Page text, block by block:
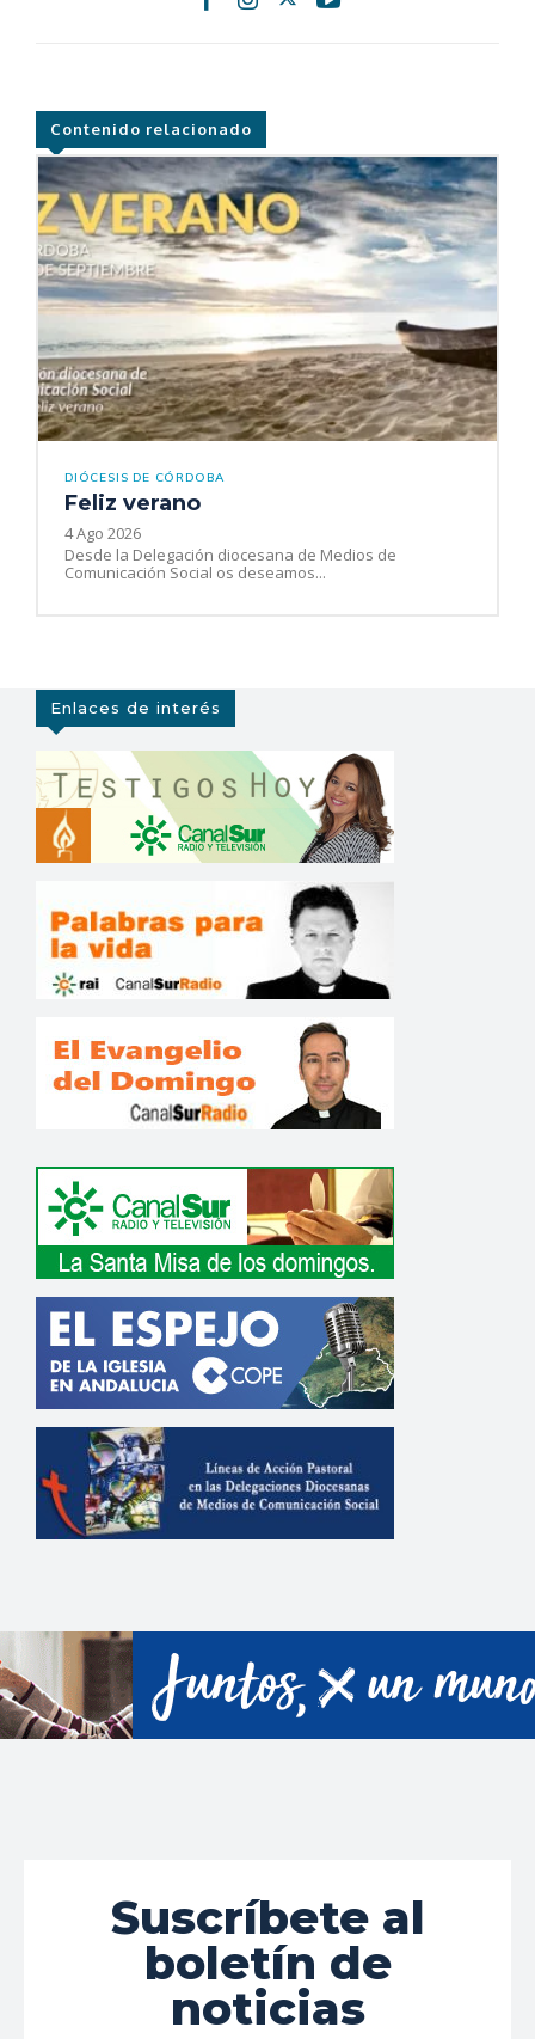
Contenido relacionado
DIÓCESIS DE CÓRDOBA
Feliz verano
4 Ago 2026
Desde la Delegación diocesana de Medios de
Comunicación Social os deseamos...
Enlaces de interés
Suscríbete al
boletín de
noticias